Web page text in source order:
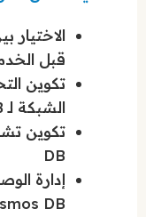
الاختيار
قبل
تكوين
الشبكة لـ Azure Cosmos DB
DB